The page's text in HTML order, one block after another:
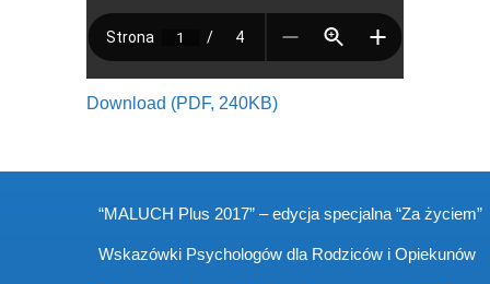
Download (PDF, 240KB)
“MALUCH Plus 2017” – edycja specjalna “Za życiem”
Wskazówki Psychologów dla Rodziców i Opiekunów